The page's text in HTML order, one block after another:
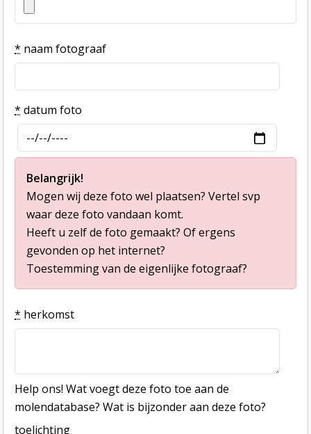
* naam fotograaf
* datum foto
Belangrijk!
Mogen wij deze foto wel plaatsen? Vertel svp
waar deze foto vandaan komt.
Heeft u zelf de foto gemaakt? Of ergens
gevonden op het internet?
Toestemming van de eigenlijke fotograaf?
* herkomst
Help ons! Wat voegt deze foto toe aan de
molendatabase? Wat is bijzonder aan deze foto?
toelichting